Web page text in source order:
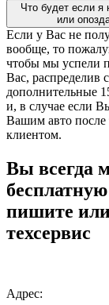
Что будет если я
или
Если у Вас не
вообще, то
чтобы мы успели
Вас, распределив
дополнительные
и, в случае если
Вашим авто после
клиентом.
Вы всегда
пишите
техсервис
Адрес: